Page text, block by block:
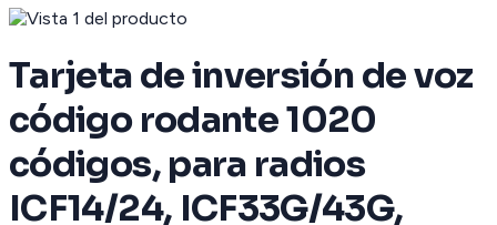
Tarjeta de inversión de voz
código rodante 1020
códigos, para radios
ICF14/24, ICF33G/43G,